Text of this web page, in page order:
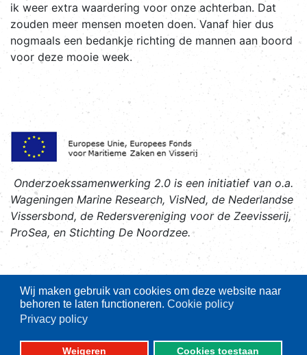
Wij maken gebruik van cookies om deze website naar
behoren te laten functioneren. Cookie policy
Privacy policy
Weigeren Cookies toestaan
ik weer extra waardering voor onze achterban. Dat
zouden meer mensen moeten doen. Vanaf hier dus
nogmaals een bedankje richting de mannen aan boord
voor deze mooie week.
Onderzoekssamenwerking 2.0 is een initiatief van o.a.
Wageningen Marine Research, VisNed, de Nederlandse
Vissersbond, de Redersvereniging voor de Zeevisserij,
ProSea, en Stichting De Noordzee.
Belangrijke thema's